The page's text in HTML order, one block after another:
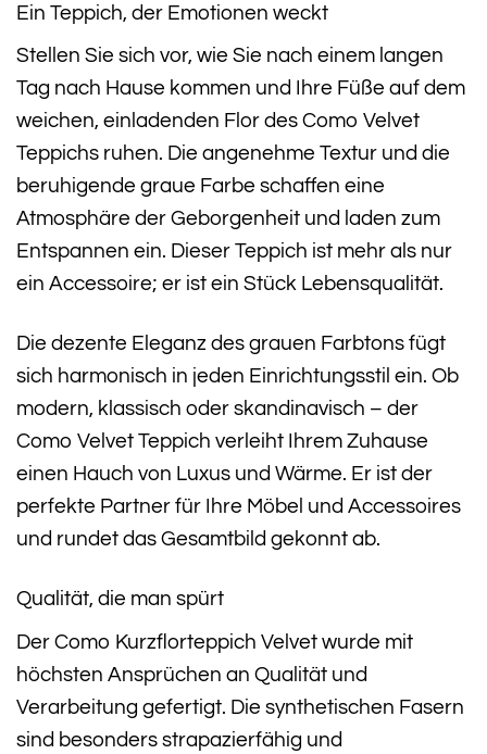
Ein Teppich, der Emotionen weckt
Stellen Sie sich vor, wie Sie nach einem langen
Tag nach Hause kommen und Ihre Füße auf dem
weichen, einladenden Flor des Como Velvet
Teppichs ruhen. Die angenehme Textur und die
beruhigende graue Farbe schaffen eine
Atmosphäre der Geborgenheit und laden zum
Entspannen ein. Dieser Teppich ist mehr als nur
ein Accessoire; er ist ein Stück Lebensqualität.
Die dezente Eleganz des grauen Farbtons fügt
sich harmonisch in jeden Einrichtungsstil ein. Ob
modern, klassisch oder skandinavisch – der
Como Velvet Teppich verleiht Ihrem Zuhause
einen Hauch von Luxus und Wärme. Er ist der
perfekte Partner für Ihre Möbel und Accessoires
und rundet das Gesamtbild gekonnt ab.
Qualität, die man spürt
Der Como Kurzflorteppich Velvet wurde mit
höchsten Ansprüchen an Qualität und
Verarbeitung gefertigt. Die synthetischen Fasern
sind besonders strapazierfähig und